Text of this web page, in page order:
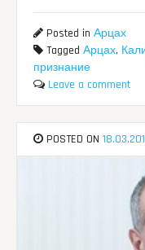
Posted inАрцах
TaggedАрцах,
признание
Leave a comment
POSTED ON